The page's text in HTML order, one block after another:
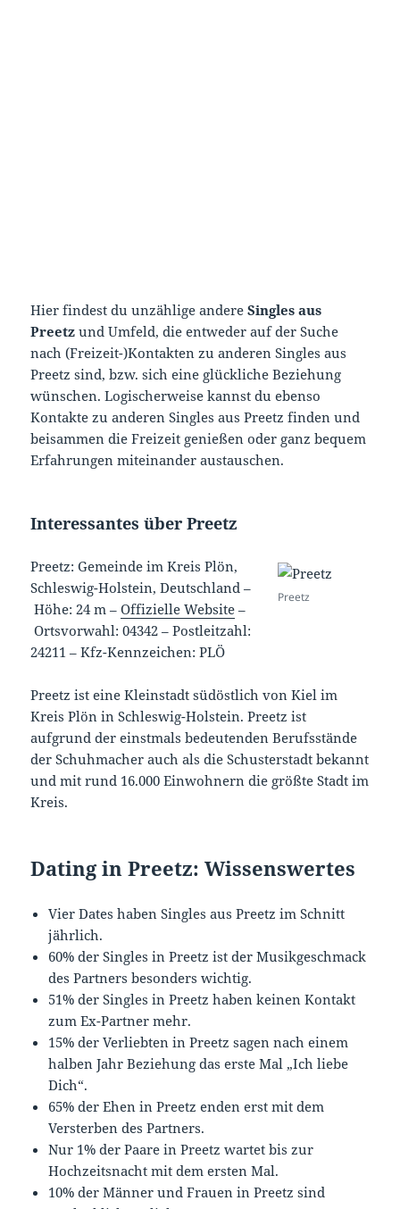
Hier findest du unzählige andereSingles aus
Preetz und Umfeld, die entweder auf der Suche
nach (Freizeit-)Kontakten zu anderen Singles aus
Preetz sind, bzw. sich eine glückliche Beziehung
wünschen. Logischerweise kannst du ebenso
Kontakte zu anderen Singles aus Preetz finden und
beisammen die Freizeit genießen oder ganz bequem
Erfahrungen miteinander austauschen.
Interessantes über Preetz
Preetz
Preetz: Gemeinde im Kreis Plön,
Schleswig-Holstein, Deutschland –
Höhe: 24 m –Offizielle Website –
Ortsvorwahl: 04342 –Postleitzahl:
24211 –Kfz-Kennzeichen: PLÖ
Preetz ist eine Kleinstadt südöstlich von Kiel im
Kreis Plön in Schleswig-Holstein. Preetz ist
aufgrund der einstmals bedeutenden Berufsstände
der Schuhmacher auch als die Schusterstadt bekannt
und mit rund 16.000 Einwohnern die größte Stadt im
Kreis.
Dating in Preetz: Wissenswertes
Vier Dates haben Singles aus Preetz im Schnitt
jährlich.
60% der Singles in Preetz ist der Musikgeschmack
des Partners besonders wichtig.
51% der Singles in Preetz haben keinen Kontakt
zum Ex-Partner mehr.
15% der Verliebten in Preetz sagen nach einem
halben Jahr Beziehung das erste Mal „Ich liebe
Dich“.
65% der Ehen in Preetz enden erst mit dem
Versterben des Partners.
Nur 1% der Paare in Preetz wartet bis zur
Hochzeitsnacht mit dem ersten Mal.
10% der Männer und Frauen in Preetz sind